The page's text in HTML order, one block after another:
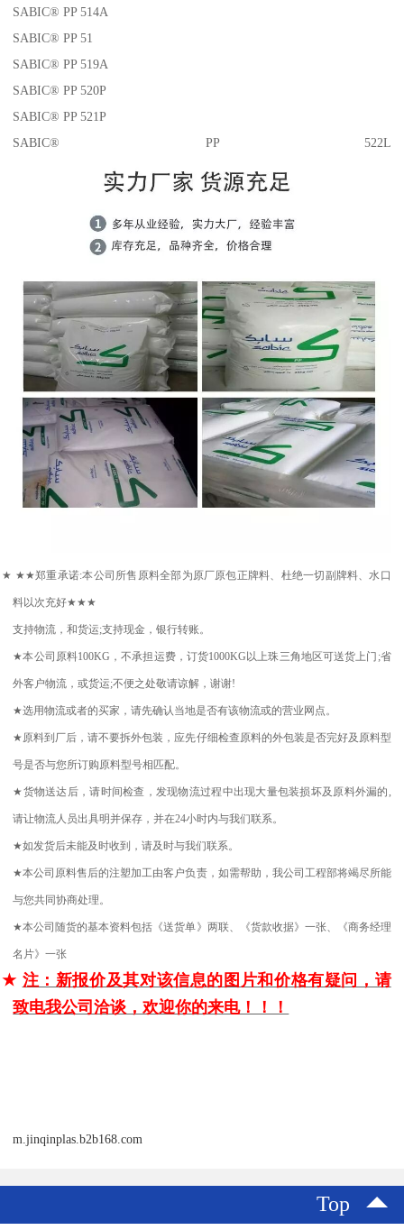
SABIC® PP 514A
SABIC® PP 51
SABIC® PP 519A
SABIC® PP 520P
SABIC® PP 521P
SABIC® PP 522L
★ ★★郑重承诺:本公司所售原料全部为原厂原包正牌料、杜绝一切副牌料、水口
料以次充好★★★
支持物流，和货运;支持现金，银行转账。
★本公司原料100KG ，不承担运费，订货1000KG 以上珠三角地区可送货上门 ;省
外客户物流，或货运;不便之处敬请谅解，谢谢!
★选用物流或者的买家，请先确认当地是否有该物流或的营业网点。
★原料到厂后，请不要拆外包装，应先仔细检查原料的外包装是否完好及原料型
号是否与您所订购原料型号相匹配。
★货物送达后，请时间检查，发现物流过程中出现大量包装损坏及原料外漏的,
请让物流人员出具明并保存，并在24小时内与我们联系。
★如发货后未能及时收到，请及时与我们联系。
★本公司原料售后的注塑加工由客户负责，如需帮助，我公司工程部将竭尽所能
与您共同协商处理。
★本公司随货的基本资料包括《送货单》两联、《货款收据》一张、《商务经理
名片》一张
★ 注：新报价及其对该信息的图片和价格有疑问，请
致电我公司洽谈，欢迎你的来电！！！
m.jinqinplas.b2b168.com
Top